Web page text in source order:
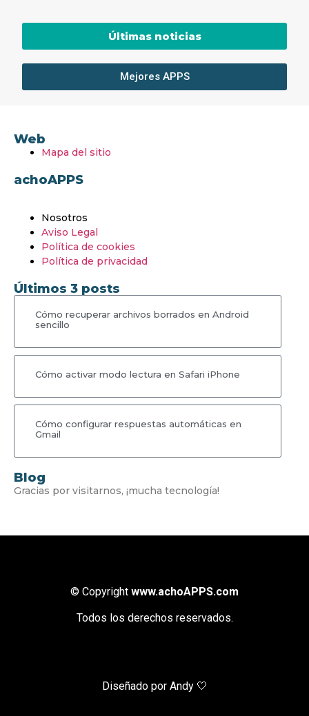
Mejores APPS
Últimas noticias
Web
Mapa del sitio
achoAPPS
Nosotros
Aviso Legal
Política de cookies
Política de privacidad
Últimos 3 posts
Cómo recuperar archivos borrados en Android
sencillo
Cómo activar modo lectura en Safari iPhone
Cómo configurar respuestas automáticas en
Gmail
Blog
Gracias por visitarnos, ¡mucha tecnología!
© Copyright www.achoAPPS.com
Todos los derechos reservados.
Diseñado por Andy 🤍